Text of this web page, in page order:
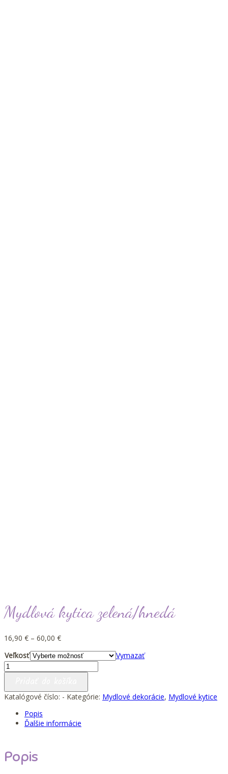
Mydlová kytica zelená/hnedá
16,90 € – 60,00 €Price
16,90 €
Veľkosť
Vymazať
množstvo
Mydlová
zelená/hnedá
Katalógové číslo: - Kategórie: Mydlové dekorácie, Mydlové kytice
Popis
Ďalšie informácie
Popis